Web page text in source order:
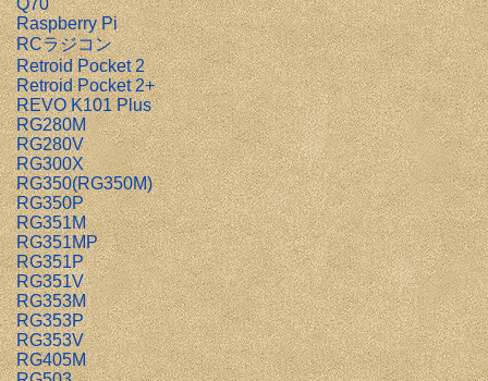
Q70
Raspberry Pi
RCラジコン
Retroid Pocket 2
Retroid Pocket 2+
REVO K101 Plus
RG280M
RG280V
RG300X
RG350(RG350M)
RG350P
RG351M
RG351MP
RG351P
RG351V
RG353M
RG353P
RG353V
RG405M